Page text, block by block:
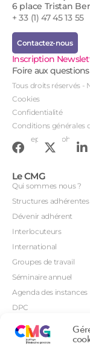
6 place Tristan
+ 33 (1) 47 45 13 55
Contactez-nous
Inscription
Foire aux questions
Tous droits réservés -
Cookies
Confidentialité
Conditions générales
Conception : John
Le CMG
Qui sommes nous ?
Structures adhérentes
Dévenir adhérent
Interlocuteurs
International
Groupes de travail
Séminaire annuel
Agenda des instances
DPC
CSI
Orientations